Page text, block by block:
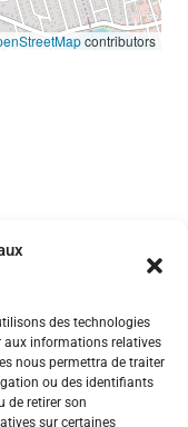
des technologies
aux informations relatives
nous permettra de traiter
ou des identifiants
de retirer son
sur certaines
contributors